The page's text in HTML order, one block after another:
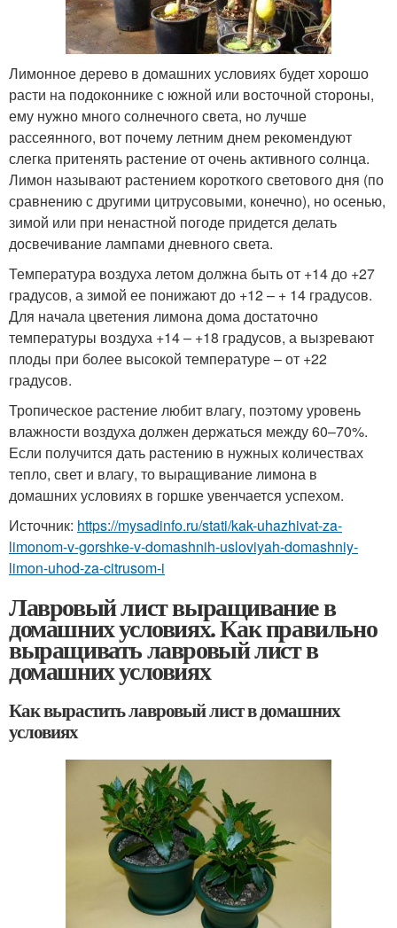
Лимонное дерево в домашних условиях будет хорошо
расти на подоконнике с южной или восточной стороны,
ему нужно много солнечного света, но лучше
рассеянного, вот почему летним днем рекомендуют
слегка притенять растение от очень активного солнца.
Лимон называют растением короткого светового дня (по
сравнению с другими цитрусовыми, конечно), но осенью,
зимой или при ненастной погоде придется делать
досвечивание лампами дневного света.
Температура воздуха летом должна быть от +14 до +27
градусов, а зимой ее понижают до +12 – + 14 градусов.
Для начала цветения лимона дома достаточно
температуры воздуха +14 – +18 градусов, а вызревают
плоды при более высокой температуре – от +22
градусов.
Тропическое растение любит влагу, поэтому уровень
влажности воздуха должен держаться между 60–70%.
Если получится дать растению в нужных количествах
тепло, свет и влагу, то выращивание лимона в
домашних условиях в горшке увенчается успехом.
Источник: https://mysadinfo.ru/stati/kak-uhazhivat-za-
limonom-v-gorshke-v-domashnih-usloviyah-domashniy-
limon-uhod-za-citrusom-i
Лавровый лист выращивание в
домашних условиях. Как правильно
выращивать лавровый лист в
домашних условиях
Как вырастить лавровый лист в домашних
условиях